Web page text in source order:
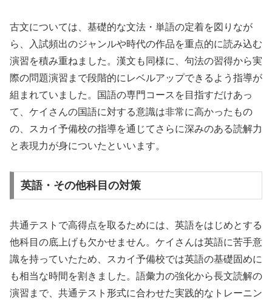
古文については、基礎的な文法・単語の定着を図りなが
ら、入試頻出のジャンルや時代の作品を重点的に読み込む
演習を積み重ねました。漢文も同様に、句法の習得から実
際の問題演習まで段階的にレベルアップできるよう指導が
組まれていました。国語の専門コースを目指すだけあっ
て、ケイさんの国語に対する意識は非常に高かったもの
の、スカイ予備校の指導を通じてさらに深みのある読解力
と表現力が身についたといいます。
英語・その他科目の対策
共通テストで高得点を取るためには、英語をはじめとする
他科目の底上げも欠かせません。ケイさんは英語に苦手意
識を持っていたため、スカイ予備校では英語の基礎固めに
も相当な時間を割きました。語彙力の強化から長文読解の
演習まで、共通テスト形式に合わせた実践的なトレーニン